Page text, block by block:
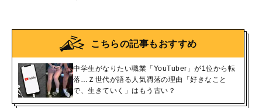
こちらの記事もおすすめ
中学生がなりたい職業「YouTuber」が1位から転
落…Ｚ世代が語る人気凋落の理由「好きなこと
で、生きていく」はもう古い？